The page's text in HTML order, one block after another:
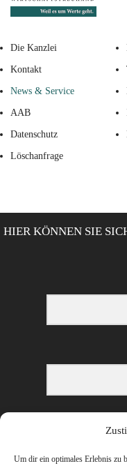
Um dir ein optimales Erlebnis zu
Die Kanzlei
Kontakt
News & Service
AAB
Datenschutz
Löschanfrage
HIER KÖNNEN SIE